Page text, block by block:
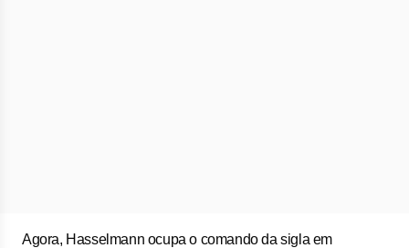
Agora, Hasselmann ocupa o comando da sigla em